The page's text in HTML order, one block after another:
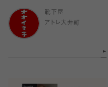
靴下屋
アトレ大井町